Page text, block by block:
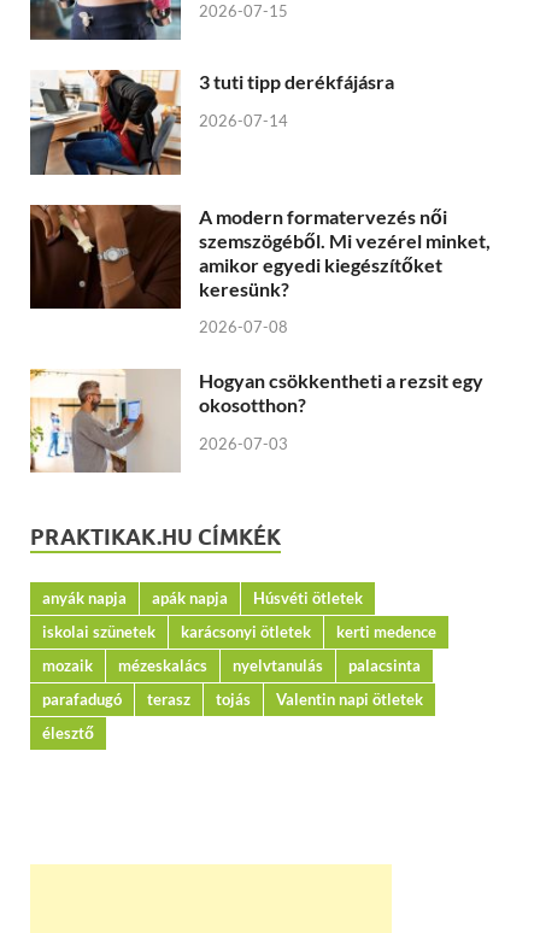
2026-07-15
3 tuti tipp derékfájásra
2026-07-14
A modern formatervezés női
szemszögéből. Mi vezérel minket,
amikor egyedi kiegészítőket
keresünk?
2026-07-08
Hogyan csökkentheti a rezsit egy
okosotthon?
2026-07-03
PRAKTIKAK.HU CÍMKÉK
anyák napja apák napja
Húsvéti ötletek
iskolai szünetek
karácsonyi ötletek
kerti medence
mozaik
mézeskalács nyelvtanulás
palacsinta
parafadugó
terasz tojás
Valentin napi ötletek
élesztő